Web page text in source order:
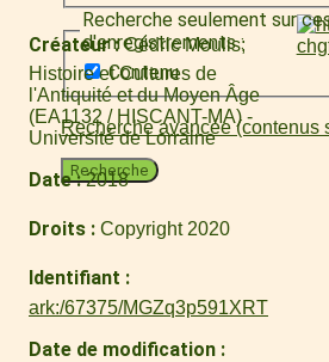
Recherche seulement sur
d'enregistrements :
Contenu
Recherche avancée (contenus
Recherche
Créateur
Cédric Moulis
Histoire et Cultures de
l'Antiquité et du Moyen Âge
(EA1132 / HISCANT-MA) -
Université de Lorraine
Date 2018
Droits Copyright 2020
Identifiant
ark:/67375/MGZq3p591XRT
Date de modification